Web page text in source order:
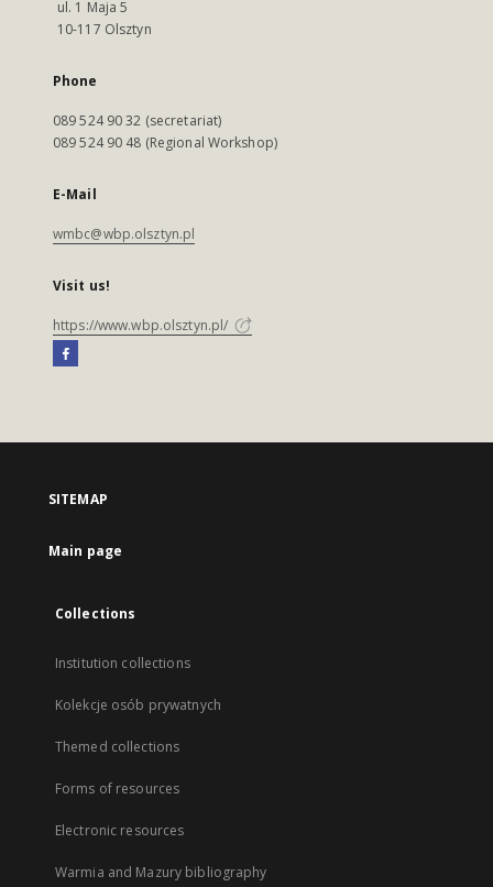
ul. 1 Maja 5
10-117 Olsztyn
Phone
089 524 90 32 (secretariat)
089 524 90 48 (Regional Workshop)
E-Mail
wmbc@wbp.olsztyn.pl
Visit us!
https://www.wbp.olsztyn.pl/
SITEMAP
Main page
Collections
Institution collections
Kolekcje osób prywatnych
Themed collections
Forms of resources
Electronic resources
Warmia and Mazury bibliography